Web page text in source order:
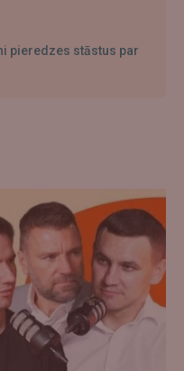
pieredzes stāstus par